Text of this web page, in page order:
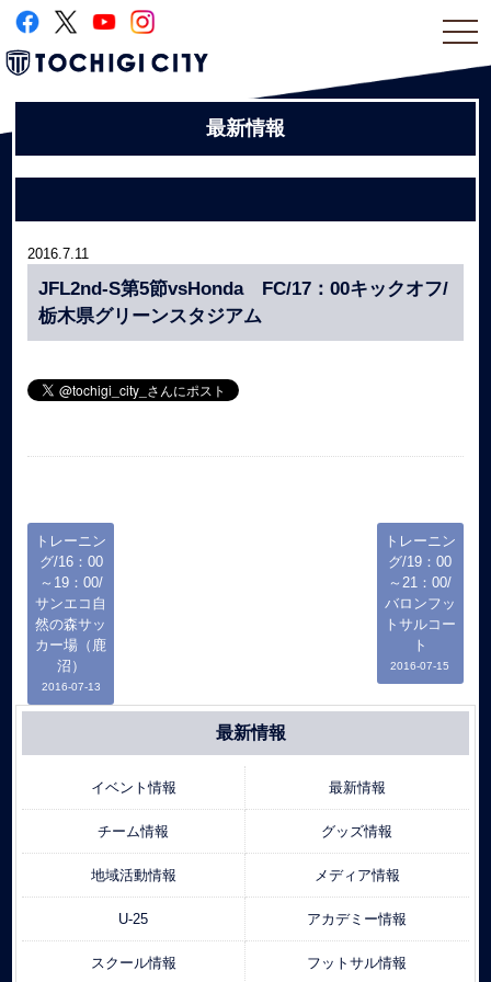
最新情報
2016.7.11
JFL2nd-S第5節vsHonda FC/17：00キックオフ/
栃木県グリーンスタジアム
トレーニン
グ/16：00
～19：00/
サンエコ自
然の森サッ
カー場（鹿
沼）
2016-07-13
トレーニン
グ/19：00
～21：00/
バロンフッ
トサルコー
ト
2016-07-15
最新情報
イベント情報 最新情報
チーム情報 グッズ情報
地域活動情報 メディア情報
U-25 アカデミー情報
スクール情報 フットサル情報